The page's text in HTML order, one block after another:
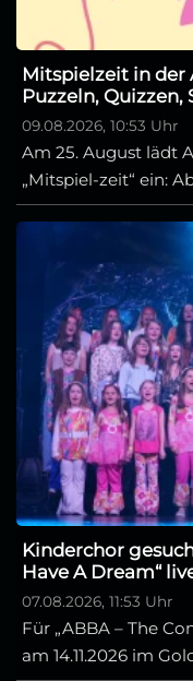
Mitspielzeit in
Puzzeln, Quizzen,
09.08.2026, 10:53 Uhr
Am 25. August lädt
„Mitspiel-zeit“ ein:
Kinderchor
Have A Dream“
07.08.2026, 11:53 Uhr
Für „ABBA – The
am 14.11.2026 im